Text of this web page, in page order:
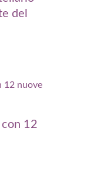
del
con 12